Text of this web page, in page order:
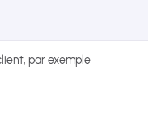
client, par exemple